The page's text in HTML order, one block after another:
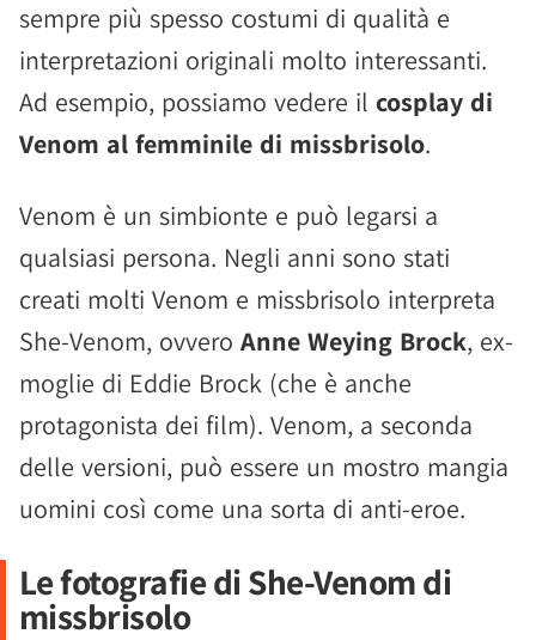
sempre più spesso costumi di qualità e
interpretazioni originali molto interessanti.
Ad esempio, possiamo vedere il cosplay di
Venom al femminile di missbrisolo.
Venom è un simbionte e può legarsi a
qualsiasi persona. Negli anni sono stati
creati molti Venom e missbrisolo interpreta
She-Venom, ovvero Anne Weying Brock, ex-
moglie di Eddie Brock (che è anche
protagonista dei film). Venom, a seconda
delle versioni, può essere un mostro mangia
uomini così come una sorta di anti-eroe.
Le fotografie di She-Venom di
missbrisolo